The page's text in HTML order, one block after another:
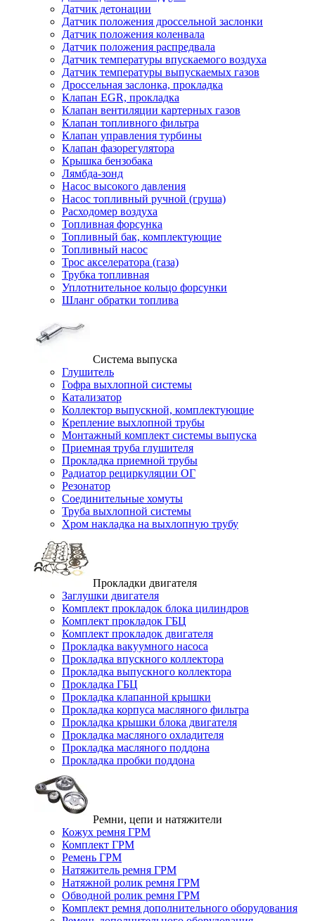
Датчик детонации
Датчик положения дроссельной заслонки
Датчик положения коленвала
Датчик положения распредвала
Датчик температуры впускаемого воздуха
Датчик температуры выпускаемых газов
Дроссельная заслонка, прокладка
Клапан EGR, прокладка
Клапан вентиляции картерных газов
Клапан топливного фильтра
Клапан управления турбины
Клапан фазорегулятора
Крышка бензобака
Лямбда-зонд
Насос высокого давления
Насос топливный ручной (груша)
Расходомер воздуха
Топливная форсунка
Топливный бак, комплектующие
Топливный насос
Трос акселератора (газа)
Трубка топливная
Уплотнительное кольцо форсунки
Шланг обратки топлива
Система выпуска
Глушитель
Гофра выхлопной системы
Катализатор
Коллектор выпускной, комплектующие
Крепление выхлопной трубы
Монтажный комплект системы выпуска
Приемная труба глушителя
Прокладка приемной трубы
Радиатор рециркуляции ОГ
Резонатор
Соединительные хомуты
Труба выхлопной системы
Хром накладка на выхлопную трубу
Прокладки двигателя
Заглушки двигателя
Комплект прокладок блока цилиндров
Комплект прокладок ГБЦ
Комплект прокладок двигателя
Прокладка вакуумного насоса
Прокладка впускного коллектора
Прокладка выпускного коллектора
Прокладка ГБЦ
Прокладка клапанной крышки
Прокладка корпуса масляного фильтра
Прокладка крышки блока двигателя
Прокладка масляного охладителя
Прокладка масляного поддона
Прокладка пробки поддона
Ремни, цепи и натяжители
Кожух ремня ГРМ
Комплект ГРМ
Ремень ГРМ
Натяжитель ремня ГРМ
Натяжной ролик ремня ГРМ
Обводной ролик ремня ГРМ
Комплект ремня дополнительного оборудования